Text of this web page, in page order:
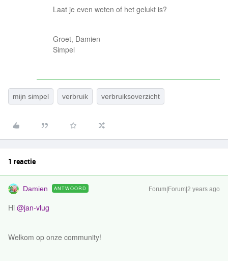
Laat je even weten of het gelukt is?
Groet, Damien
Simpel
mijn simpel verbruik verbruiksoverzicht
1 reactie
Damien ANTWOORD Forum|Forum|2 years ago
Hi @jan-vlug
Welkom op onze community!